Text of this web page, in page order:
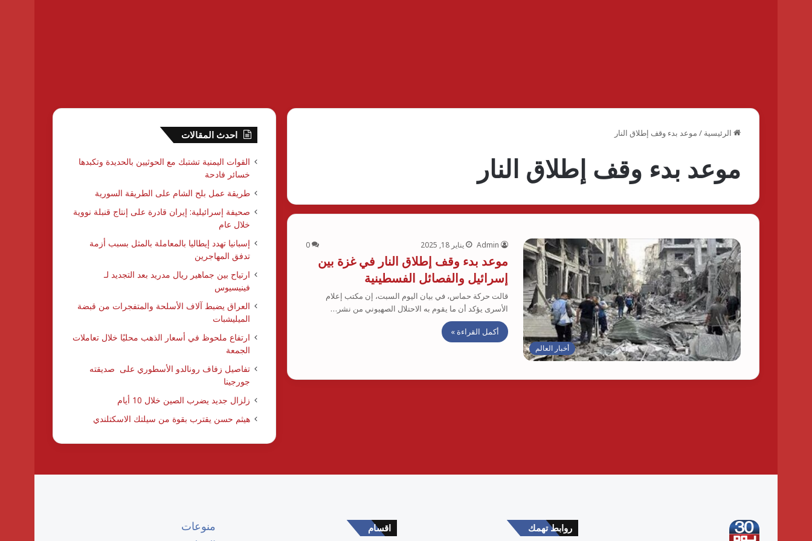
الرئيسية / موعد بدء وقف إطلاق النار
موعد بدء وقف إطلاق النار
أخبار العالم
Admin يناير 18, 2025 0
موعد بدء وقف إطلاق النار في غزة بين
إسرائيل والفصائل الفسطينية
قالت حركة حماس، في بيان اليوم السبت، إن مكتب إعلام
الأسرى يؤكد أن ما يقوم به الاحتلال الصهيوني من نشر…
أكمل القراءة »
احدث المقالات
القوات اليمنية تشتبك مع الحوثيين بالحديدة وتكبدها
خسائر فادحة
طريقة عمل بلح الشام على الطريقة السورية
صحيفة إسرائيلية: إيران قادرة على إنتاج قنبلة نووية
خلال عام
إسبانيا تهدد إيطاليا بالمعاملة بالمثل بسبب أزمة
تدفق المهاجرين
ارتياح بين جماهير ريال مدريد بعد التجديد لـ
فينيسيوس
العراق يضبط آلاف الأسلحة والمتفجرات من قبضة
الميليشبات
ارتفاع ملحوظ في أسعار الذهب محليًا خلال تعاملات
الجمعة
تفاصيل زفاف رونالدو الأسطوري على صديقته
جورجينا
زلزال جديد يضرب الصين خلال 10 أيام
هيثم حسن يقترب بقوة من سيلتك الاسكتلندي
روابط تهمك اقسام
منوعات